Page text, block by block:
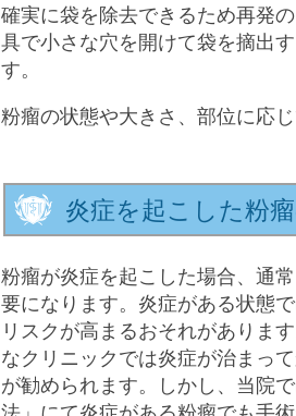
確実に袋を除去できるため再発
具で小さな穴を開けて袋を摘出
す。
粉瘤の状態や大きさ、部位に応
炎症を起こした粉
粉瘤が炎症を起こした場合、通
要になります。炎症がある状態
リスクが高まるおそれがありま
なクリニックでは炎症が治まっ
が勧められます。しかし、当院